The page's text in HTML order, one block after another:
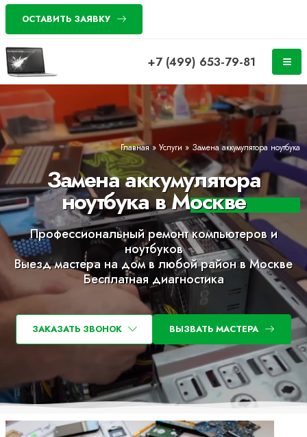
ОСТАВИТЬ ЗАЯВКУ
+7 (499) 653-79-81
Главная» Услуги » Замена аккумулятора ноутбука
Замена аккумулятора
ноутбука в Москве
Профессиональный ремонт компьютеров и
ноутбуков
Выезд мастера на дом в любой район в Москве
Бесплатная диагностика
ЗАКАЗАТЬ ЗВОНОК ВЫЗВАТЬ МАСТЕРА